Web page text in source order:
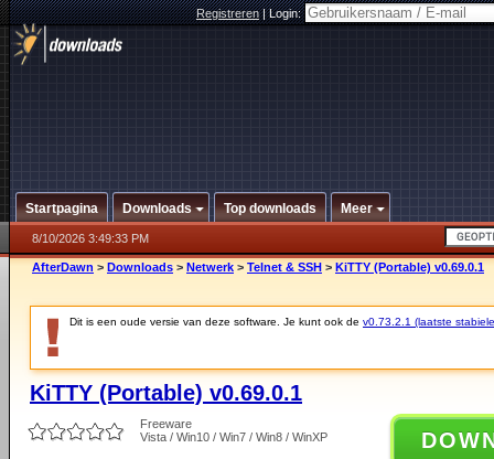
Registreren|Login:
Startpagina Downloads Top downloads Meer
8/10/2026 3:49:33 PM
AfterDawn > Downloads > Netwerk > Telnet & SSH > KiTTY (Portable) v0.69.0.1
Dit is een oude versie van deze software. Je kunt ook de v0.73.2.1 (laatste
KiTTY (Portable) v0.69.0.1
Freeware
Vista / Win10 / Win7 / Win8 / WinXP